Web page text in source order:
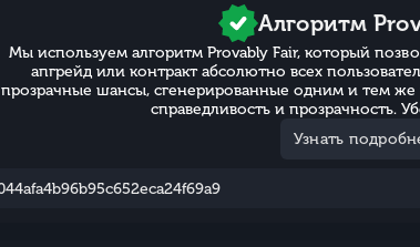
Алгоритм
Мы используем алгоритм Provably Fair, который
апгрейд или контракт абсолютно всех
прозрачные шансы, сгенерированные одним и тем
справедливость и прозрачность.
Узнать